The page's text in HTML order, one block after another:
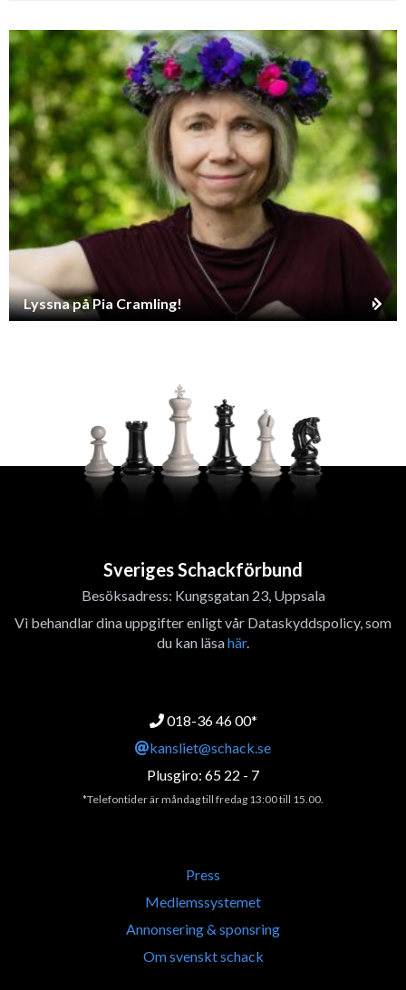
Lyssna på Pia Cramling!
Sveriges Schackförbund
Besöksadress: Kungsgatan 23, Uppsala
Vi behandlar dina uppgifter enligt vår Dataskyddspolicy, som
du kan läsahär.
018-36 46 00*
kansliet@schack.se
Plusgiro: 65 22 - 7
*Telefontider är måndag till fredag 13:00 till 15.00.
Press
Medlemssystemet
Annonsering & sponsring
Om svenskt schack